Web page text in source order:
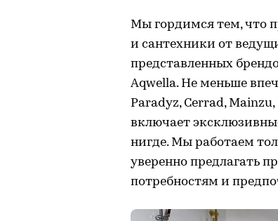
Мы гордимся тем, что
и сантехники от
представленных
Aqwella. Не меньше
Paradyz, Cerrad,
включает
нигде. Мы работаем
уверенно предлагать
потребностям и